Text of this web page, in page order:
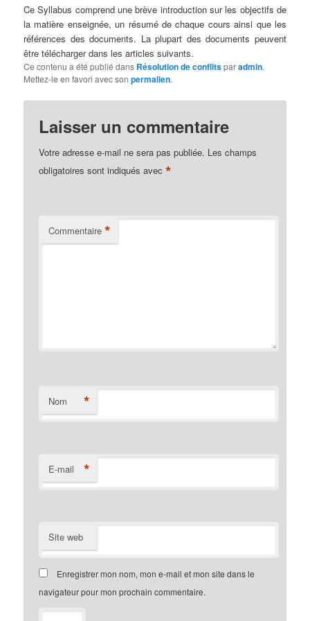
Ce Syllabus comprend une brève introduction sur les objectifs de
la matière enseignée, un résumé de chaque cours ainsi que les
références des documents. La plupart des documents peuvent
être télécharger dans les articles suivants.
Ce contenu a été publié dans Résolution de conflitsparadmin.
Mettez-le en favori avec sonpermalien.
Laisser un commentaire
Votre adresse e-mail ne sera pas publiée. Les champs
obligatoires sont indiqués avec*
Commentaire *
Nom *
E-mail *
Site web
Enregistrer mon nom, mon e-mail et mon site dans le
navigateur pour mon prochain commentaire.